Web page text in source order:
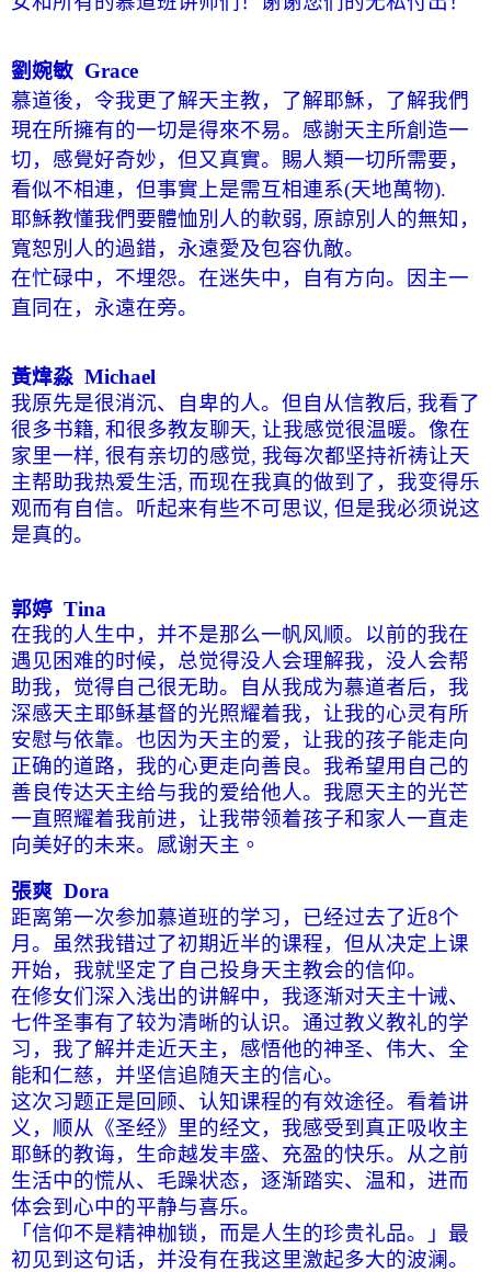
劉婉敏 Grace
慕道後，令我更了解天主教，了解耶穌，了解我們
現在所擁有的一切是得來不易。感謝天主所創造一
切，感覺好奇妙，但又真實。賜人類一切所需要，
看似不相連，但事實上是需互相連系(天地萬物).
耶穌教懂我們要體恤別人的軟弱, 原諒別人的無知，
寬恕別人的過錯，永遠愛及包容仇敵。
在忙碌中，不埋怨。在迷失中，自有方向。因主一
直同在，永遠在旁。
黃煒淼 Michael
我原先是很消沉、自卑的人。但自从信教后, 我看了
很多书籍, 和很多教友聊天, 让我感觉很温暖。像在
家里一样, 很有亲切的感觉, 我每次都坚持祈祷让天
主帮助我热爱生活, 而现在我真的做到了，我变得乐
观而有自信。听起来有些不可思议, 但是我必须说这
是真的。
郭婷 Tina
在我的人生中，并不是那么一帆风顺。以前的我在
遇见困难的时候，总觉得没人会理解我，没人会帮
助我，觉得自己很无助。自从我成为慕道者后，我
深感天主耶稣基督的光照耀着我，让我的心灵有所
安慰与依靠。也因为天主的爱，让我的孩子能走向
正确的道路，我的心更走向善良。我希望用自己的
善良传达天主给与我的爱给他人。我愿天主的光芒
一直照耀着我前进，让我带领着孩子和家人一直走
向美好的未来。 感谢天主。
張爽 Dora
距离第一次参加慕道班的学习，已经过去了近8个
月。虽然我错过了初期近半的课程，但从决定上课
开始，我就坚定了自己投身天主教会的信仰。
在修女们深入浅出的讲解中，我逐渐对天主十诫、
七件圣事有了较为清晰的认识。通过教义教礼的学
习，我了解并走近天主，感悟他的神圣、伟大、全
能和仁慈，并坚信追随天主的信心。
这次习题正是回顾、认知课程的有效途径。看着讲
义，顺从《圣经》里的经文，我感受到真正吸收主
耶稣的教诲，生命越发丰盛、充盈的快乐。从之前
生活中的慌从、毛躁状态，逐渐踏实、温和，进而
体会到心中的平静与喜乐。
「信仰不是精神枷锁，而是人生的珍贵礼品。」最
初见到这句话，并没有在我这里激起多大的波澜。